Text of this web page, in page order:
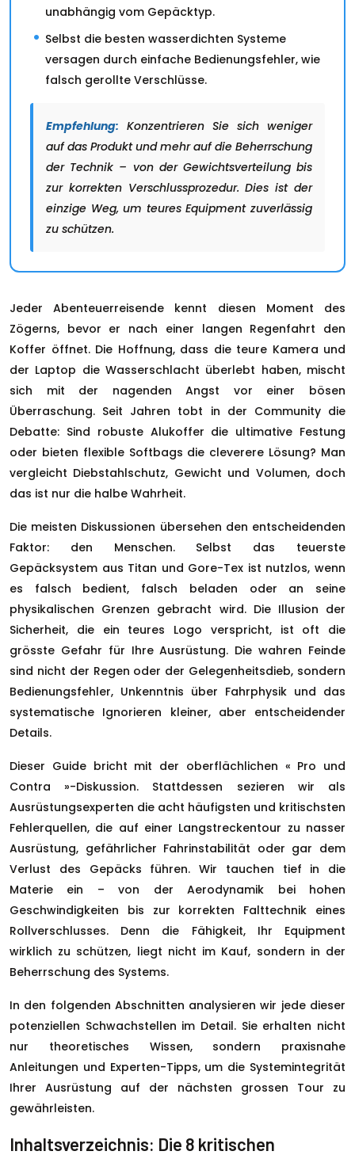
unabhängig vom Gepäcktyp.
Selbst die besten wasserdichten Systeme
versagen durch einfache Bedienungsfehler, wie
falsch gerollte Verschlüsse.
Empfehlung: Konzentrieren Sie sich weniger
auf das Produkt und mehr auf die Beherrschung
der Technik – von der Gewichtsverteilung bis
zur korrekten Verschlussprozedur. Dies ist der
einzige Weg, um teures Equipment zuverlässig
zu schützen.
Jeder Abenteuerreisende kennt diesen Moment des
Zögerns, bevor er nach einer langen Regenfahrt den
Koffer öffnet. Die Hoffnung, dass die teure Kamera und
der Laptop die Wasserschlacht überlebt haben, mischt
sich mit der nagenden Angst vor einer bösen
Überraschung. Seit Jahren tobt in der Community die
Debatte: Sind robuste Alukoffer die ultimative Festung
oder bieten flexible Softbags die cleverere Lösung? Man
vergleicht Diebstahlschutz, Gewicht und Volumen, doch
das ist nur die halbe Wahrheit.
Die meisten Diskussionen übersehen den entscheidenden
Faktor: den Menschen. Selbst das teuerste
Gepäcksystem aus Titan und Gore-Tex ist nutzlos, wenn
es falsch bedient, falsch beladen oder an seine
physikalischen Grenzen gebracht wird. Die Illusion der
Sicherheit, die ein teures Logo verspricht, ist oft die
grösste Gefahr für Ihre Ausrüstung. Die wahren Feinde
sind nicht der Regen oder der Gelegenheitsdieb, sondern
Bedienungsfehler, Unkenntnis über Fahrphysik und das
systematische Ignorieren kleiner, aber entscheidender
Details.
Dieser Guide bricht mit der oberflächlichen « Pro und
Contra »-Diskussion. Stattdessen sezieren wir als
Ausrüstungsexperten die acht häufigsten und kritischsten
Fehlerquellen, die auf einer Langstreckentour zu nasser
Ausrüstung, gefährlicher Fahrinstabilität oder gar dem
Verlust des Gepäcks führen. Wir tauchen tief in die
Materie ein – von der Aerodynamik bei hohen
Geschwindigkeiten bis zur korrekten Falttechnik eines
Rollverschlusses. Denn die Fähigkeit, Ihr Equipment
wirklich zu schützen, liegt nicht im Kauf, sondern in der
Beherrschung des Systems.
In den folgenden Abschnitten analysieren wir jede dieser
potenziellen Schwachstellen im Detail. Sie erhalten nicht
nur theoretisches Wissen, sondern praxisnahe
Anleitungen und Experten-Tipps, um die Systemintegrität
Ihrer Ausrüstung auf der nächsten grossen Tour zu
gewährleisten.
Inhaltsverzeichnis: Die 8 kritischen